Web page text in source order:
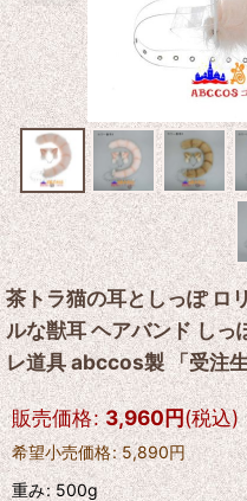
茶トラ猫の耳としっぽ ロ
ルな獣耳 ヘアバンド しっ
レ道具 abccos製 「受注
販売価格: 3,960円(税込)
希望小売価格: 5,890円
重み:500g